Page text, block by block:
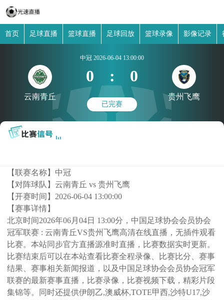
首页 足球直播 篮球直播 足球回放 篮球录像 影像记录
云南青丘
中冠 2026-06-04 13:00:00
0 : 0
已完赛
贵州飞鹰
【联赛名称】 中冠
【对阵球队】云南青丘 vs 贵州飞鹰
【开赛时间】 2026-06-04 13:00:00
【赛事详情】
北京时间2026年06月04日 13:00分，中国足球协会会员协会
冠军联赛 : 云南青丘VS贵州飞鹰高清在线直播，无插件观看
比赛。本站同步官方直播源准时直播，比赛数据实时更新。
比赛结束后可以在本站查看比赛全程录像、比赛比分、赛事
结果、赛事相关新闻报道，以及中国足球协会会员协会冠军
联赛的最新赛事直播，比赛录像，比赛视频下载，精彩片段
集锦等。同时还提供伊朗乙,澳威杯,TOTE甲西,沙特U17,沙